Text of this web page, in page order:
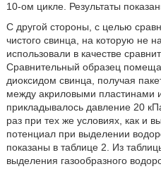
10-ом цикле. Результаты
С другой стороны, с целью
чистого свинца, на которую не
использовали в качестве
Сравнительный образец
диоксидом свинца, получая
между акриловыми пластинами
прикладывалось давление 20
раз при тех же условиях, как и
потенциал при выделении
показаны в таблице 2. Из
выделения газообразного